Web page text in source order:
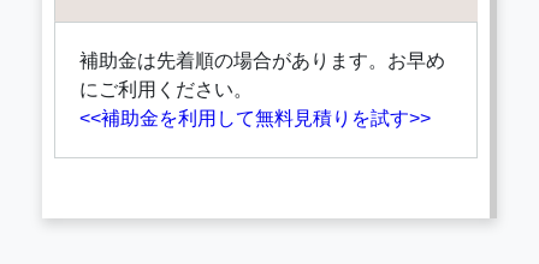
補助金は先着順の場合があります。お早め
にご利用ください。
<<補助金を利用して無料見積りを試す>>